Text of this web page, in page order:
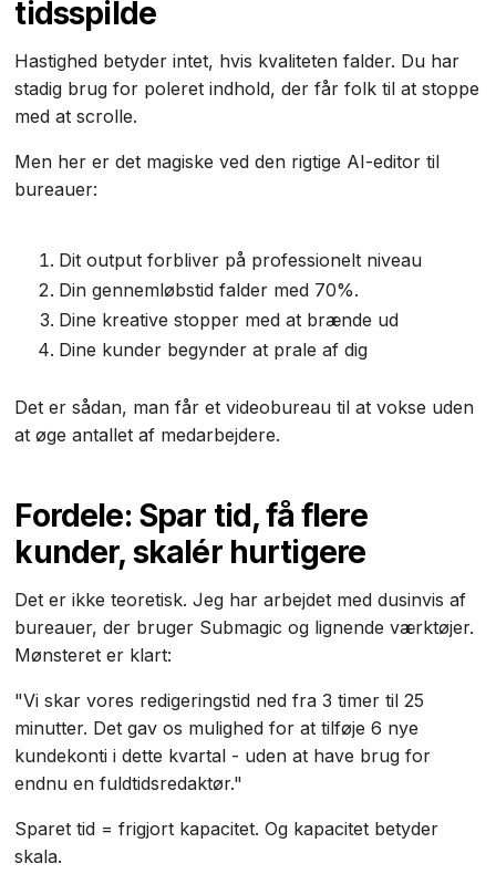
tidsspilde
Hastighed betyder intet, hvis kvaliteten falder. Du har
stadig brug for poleret indhold, der får folk til at stoppe
med at scrolle.
Men her er det magiske ved den rigtige AI-editor til
bureauer:
Dit output forbliver på professionelt niveau
Din gennemløbstid falder med 70%.
Dine kreative stopper med at brænde ud
Dine kunder begynder at prale af dig
Det er sådan, man får et videobureau til at vokse uden
at øge antallet af medarbejdere.
Fordele: Spar tid, få flere
kunder, skalér hurtigere
Det er ikke teoretisk. Jeg har arbejdet med dusinvis af
bureauer, der bruger Submagic og lignende værktøjer.
Mønsteret er klart:
"Vi skar vores redigeringstid ned fra 3 timer til 25
minutter. Det gav os mulighed for at tilføje 6 nye
kundekonti i dette kvartal - uden at have brug for
endnu en fuldtidsredaktør."
Sparet tid = frigjort kapacitet. Og kapacitet betyder
skala.